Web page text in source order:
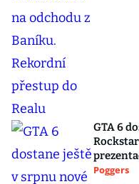
GTA 6
Poggers